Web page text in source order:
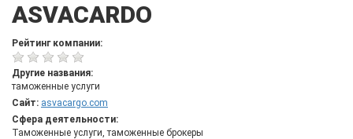
ASVACARDO
Рейтинг компании:
Другие названия:
таможенные услуги
Сайт: asvacargo.com
Сфера деятельности:
Таможенные услуги, таможенные брокеры